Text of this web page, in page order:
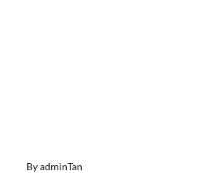
ByadminTan